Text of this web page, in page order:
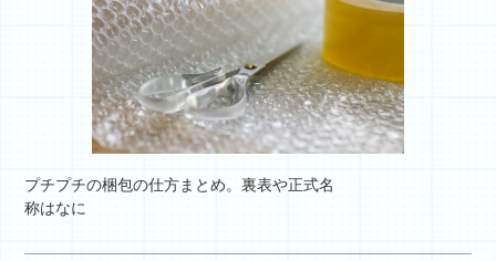
プチプチの梱包の仕方まとめ。裏表や正式名
称はなに